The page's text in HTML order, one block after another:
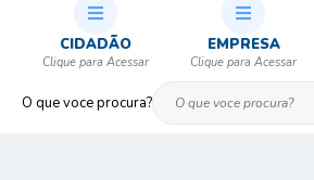
O que voce procura?
CIDADÃO EMPRESA